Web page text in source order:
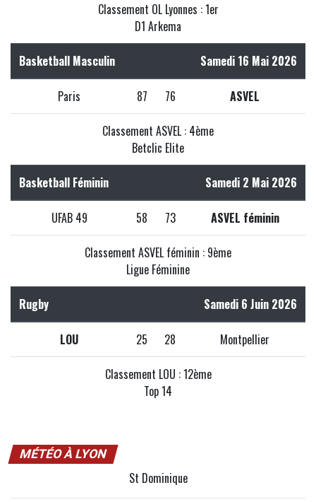
Classement OL Lyonnes : 1er
D1 Arkema
Basketball Masculin Samedi 16 Mai 2026
Paris 87 76 ASVEL
Classement ASVEL : 4ème
Betclic Elite
Basketball Féminin Samedi 2 Mai 2026
UFAB 49 58 73 ASVEL féminin
Classement ASVEL féminin : 9ème
Ligue Féminine
Rugby Samedi 6 Juin 2026
LOU 25 28 Montpellier
Classement LOU : 12ème
Top 14
MÉTÉO À LYON
St Dominique